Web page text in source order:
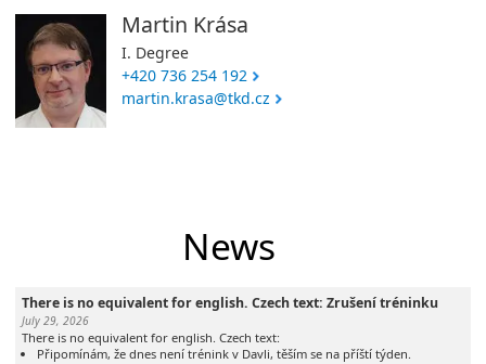
Martin Krása
I. Degree
+420 736 254 192
martin.krasa@tkd.cz
News
There is no equivalent for english. Czech text: Zrušení tréninku
July 29, 2026
There is no equivalent for english. Czech text:
Připomínám, že dnes není trénink v Davli, těším se na příští týden.